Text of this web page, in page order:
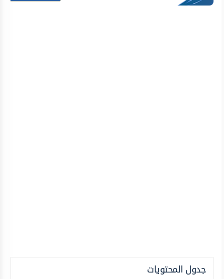
جدول المحتويات